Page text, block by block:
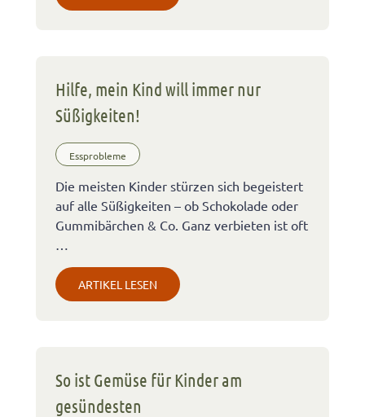
Hilfe, mein Kind will immer nur
Süßigkeiten!
Essprobleme
Die meisten Kinder stürzen sich begeistert
auf alle Süßigkeiten – ob Schokolade oder
Gummibärchen & Co. Ganz verbieten ist oft
ARTIKEL LESEN
So ist Gemüse für Kinder am
gesündesten